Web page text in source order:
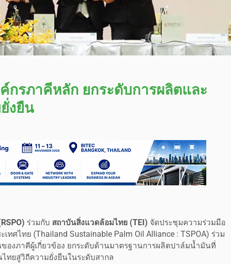
ค์กรภาคีหลัก ยกระดับการผลิตและ
งยืน
ร่วมกับ สถาบันสิ่งแวดล้อมไทย (TEI) จัดประชุมความร่วมมือ
ศไทย (Thailand Sustainable Palm Oil Alliance : TSPOA) ร่วม
องภาคีผู้เกี่ยวข้อง ยกระดับด้านมาตรฐานการผลิตปาล์มน้ำมันที่
ยสู่วิถีความยั่งยืนในระดับสากล